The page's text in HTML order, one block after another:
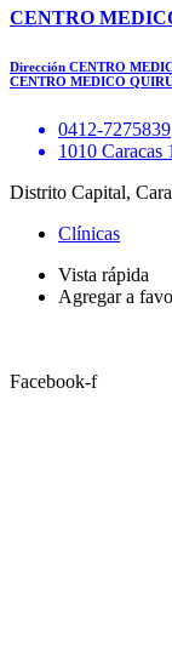
CENTRO
Dirección CENTRO
CENTRO MEDICO
0412-7275839
1010 Caracas
Distrito Capital,
Clínicas
Vista rápida
Agregar a
Facebook-f